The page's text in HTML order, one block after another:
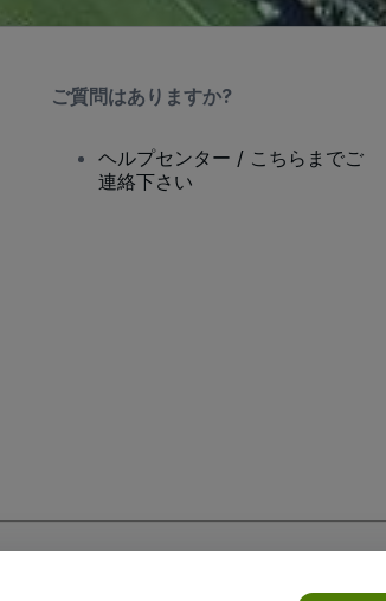
ご質問はありますか?
ヘルプセンター / こちらまでご
連絡下さい